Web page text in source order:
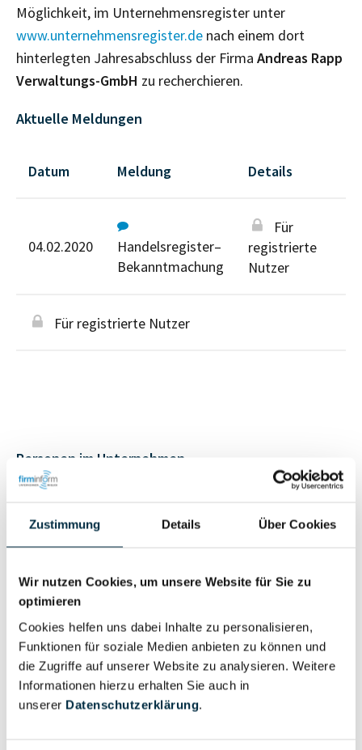
Zustimmung Details Über Cookies
Wir nutzen Cookies, um unsere Website für Sie zu
optimieren
Cookies helfen uns dabei Inhalte zu personalisieren,
Funktionen für soziale Medien anbieten zu können und
die Zugriffe auf unserer Website zu analysieren. Weitere
Informationen hierzu erhalten Sie auch in
unserer Datenschutzerklärung.
Möglichkeit, im Unternehmensregister unter
www.unternehmensregister.de nach einem dort
hinterlegten Jahresabschluss der Firma Andreas Rapp
Verwaltungs-GmbH zu recherchieren.
Aktuelle Meldungen
Datum Meldung Details
04.02.2020
Handelsregister–
Bekanntmachung
Für
registrierte
Nutzer
Für registrierte Nutzer
Personen im Unternehmen
Geschäftsführer (1)
Für registrierte
Nutzer
Wirtschaftlich
Berechtigter
Vollständiges
anfragen
Eigentums- und Kontrollstruktur